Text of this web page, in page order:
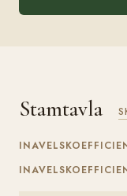
Stamtavla